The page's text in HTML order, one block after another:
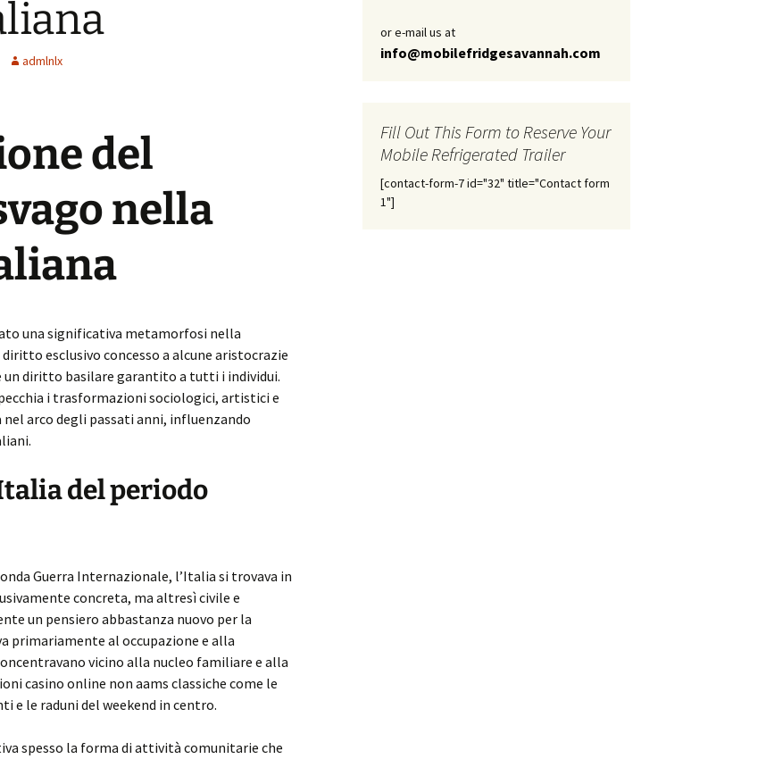
admlnlx
del
nella
una significativa metamorfosi nella
esclusivo concesso a alcune aristocrazie
un diritto basilare garantito a tutti i individui.
i trasformazioni sociologici, artistici e
arco degli passati anni, influenzando
del periodo
Guerra Internazionale, l’Italia si trovava in
concreta, ma altresì civile e
un pensiero abbastanza nuovo per la
primariamente al occupazione e alla
vicino alla nucleo familiare e alla
casino online non aams classiche come le
e le raduni del weekend in centro.
spesso la forma di attività comunitarie che
or e-mail us at
info@mobilefridgesavannah.com
Fill Out This Form to Reserve Your
Mobile Refrigerated Trailer
[contact-form-7 id="32" title="Contact form
1"]